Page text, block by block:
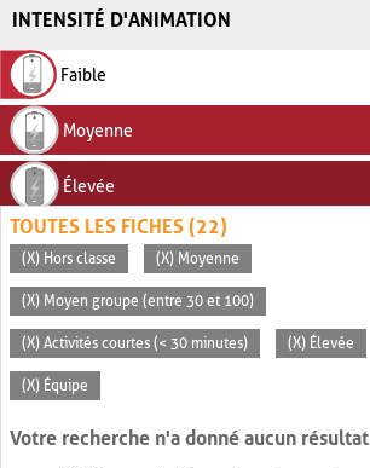
INTENSITÉ D'ANIMATION
Faible
Moyenne
Élevée
TOUTES LES FICHES (22)
(X) Hors classe (X) Moyenne
(X) Moyen groupe (entre 30 et 100)
(X) Activités courtes (< 30 minutes) (X) Élevée
(X) Équipe
Votre recherche n'a donné aucun résultat